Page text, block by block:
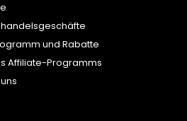
und Rabatte
Affiliate-Programms